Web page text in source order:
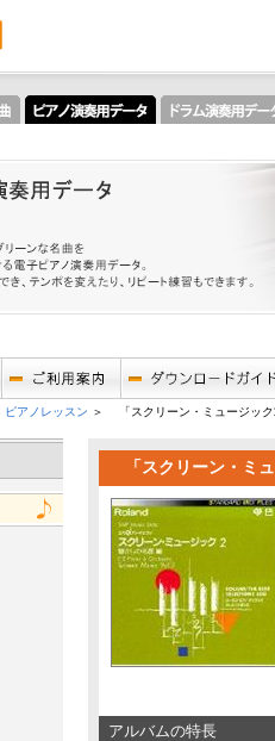
ピアノレッスン ＞ 「スクリーン・ミュージック
「スクリーン・ミ
アルバムの特長